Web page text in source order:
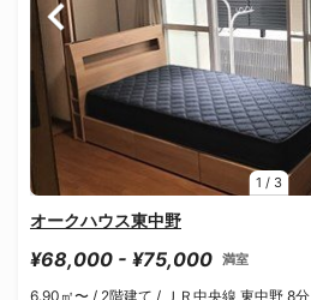
1 / 3
オークハウス東中野
¥68,000 - ¥75,000 満室
6.90㎡〜 / 2階建て / ＪＲ中央線 東中野 8分